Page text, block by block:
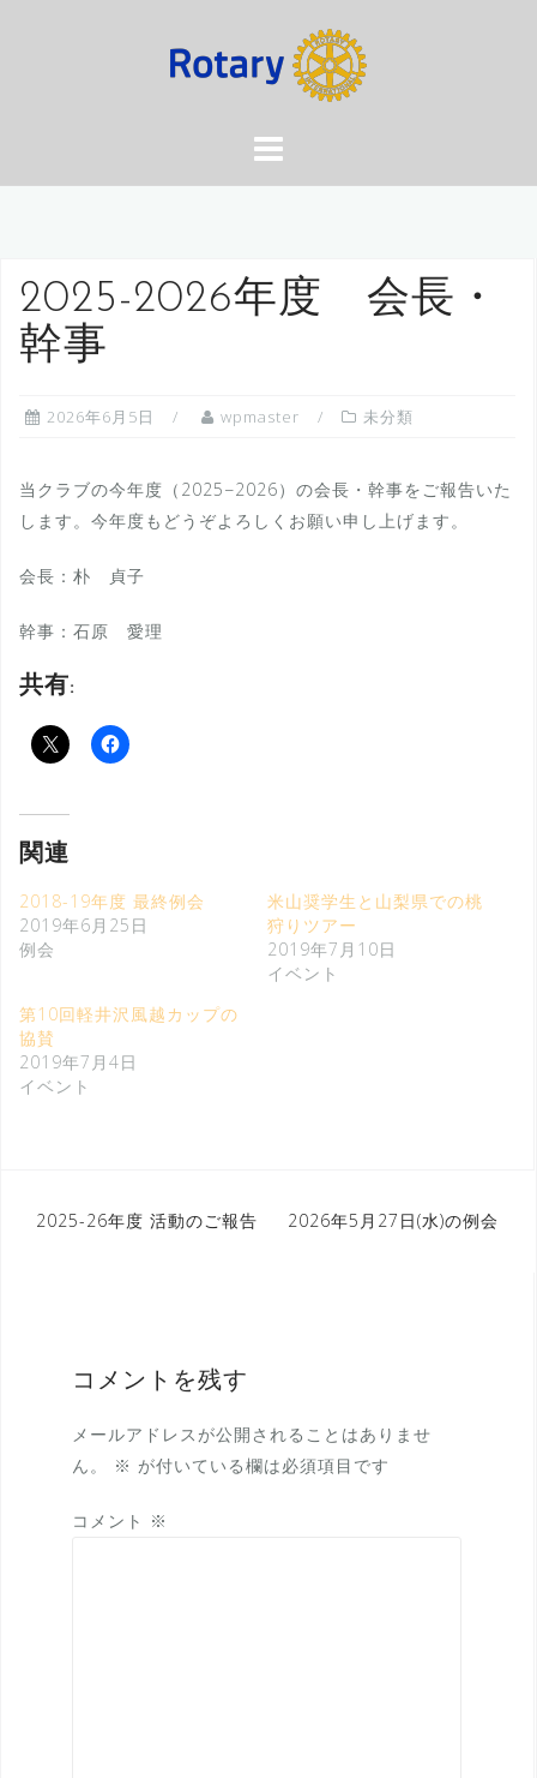
2025-2026年度 会長・
幹事
2026年6月5日 wpmaster 未分類
当クラブの今年度（2025−2026）の会長・幹事をご報告いた
します。今年度もどうぞよろしくお願い申し上げます。
会長：朴 貞子
幹事：石原 愛理
共有:
関連
2018-19年度 最終例会
2019年6月25日
例会
米山奨学生と山梨県での桃
狩りツアー
2019年7月10日
イベント
第10回軽井沢風越カップの
協賛
2019年7月4日
イベント
投
2025-26年度 活動のご報告 2026年5月27日(水)の例会
コメントを残す
メールアドレスが公開されることはありませ
ん。
※ が付いている欄は必須項目です
コメント ※